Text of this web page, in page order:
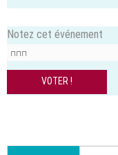
Notez cet événement